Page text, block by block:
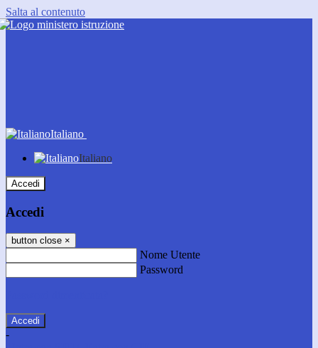
Salta al contenuto
Italiano
Italiano
Accedi
Accedi
button close ×
Nome Utente
Password
-